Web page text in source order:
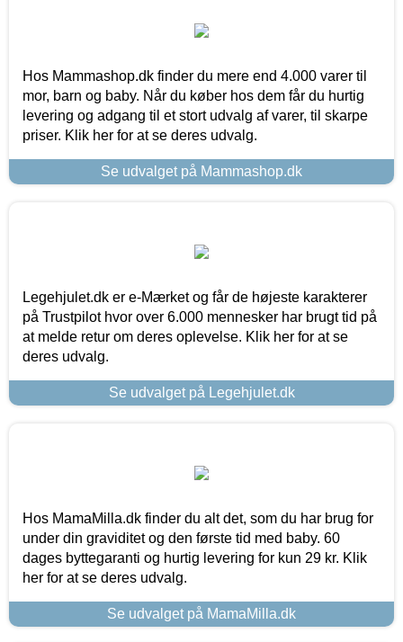
Hos Mammashop.dk finder du mere end 4.000 varer til
mor, barn og baby. Når du køber hos dem får du hurtig
levering og adgang til et stort udvalg af varer, til skarpe
priser. Klik her for at se deres udvalg.
Se udvalget på Mammashop.dk
Legehjulet.dk er e-Mærket og får de højeste karakterer
på Trustpilot hvor over 6.000 mennesker har brugt tid på
at melde retur om deres oplevelse. Klik her for at se
deres udvalg.
Se udvalget på Legehjulet.dk
Hos MamaMilla.dk finder du alt det, som du har brug for
under din graviditet og den første tid med baby. 60
dages byttegaranti og hurtig levering for kun 29 kr. Klik
her for at se deres udvalg.
Se udvalget på MamaMilla.dk